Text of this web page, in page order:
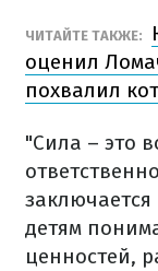
ЧИТАЙТЕ ТАКЖЕ:
оценил
похвалил
"Сила – это
детям
ценностей,